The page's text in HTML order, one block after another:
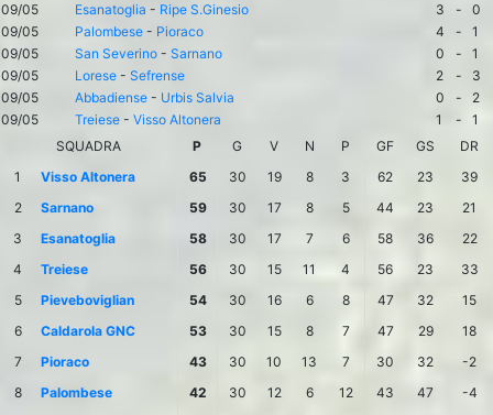
09/05
Esanatoglia - Ripe S.Ginesio 3 -
0
09/05
Palombese - Pioraco 4 -
1
09/05
San Severino - Sarnano 0 -
1
09/05
Lorese - Sefrense 2 -
3
09/05
Abbadiense - Urbis Salvia 0 -
2
09/05
Treiese - Visso Altonera 1 -
1
SQUADRA
P G V N P GF GS
DR
1
Visso Altonera 65 30 19 8 3 62 23
39
2
Sarnano 59 30 17 8 5 44 23
21
3
Esanatoglia 58 30 17 7 6 58 36
22
4
Treiese 56 30 15 11 4 56 23
33
5
Pieveboviglian 54 30 16 6 8 47 32
15
6
Caldarola GNC 53 30 15 8 7 47 29
18
7
Pioraco 43 30 10 13 7 30 32
-2
8
Palombese 42 30 12 6 12 43 47 -4